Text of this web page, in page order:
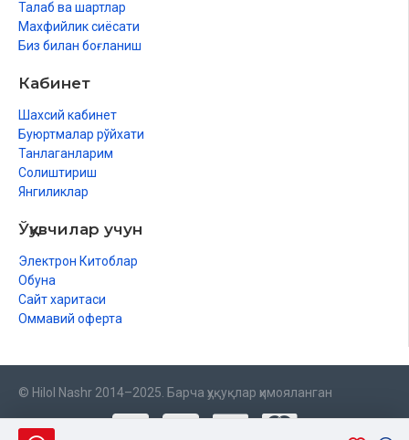
Талаб ва шартлар
Махфийлик сиёсати
Биз билан боғланиш
Кабинет
Шахсий кабинет
Буюртмалар рўйхати
Танлаганларим
Солиштириш
Янгиликлар
Ўқувчилар учун
Электрон Китоблар
Обуна
Сайт харитаси
Оммавий оферта
© Hilol Nashr 2014–2025. Барча ҳуқуқлар ҳимояланган